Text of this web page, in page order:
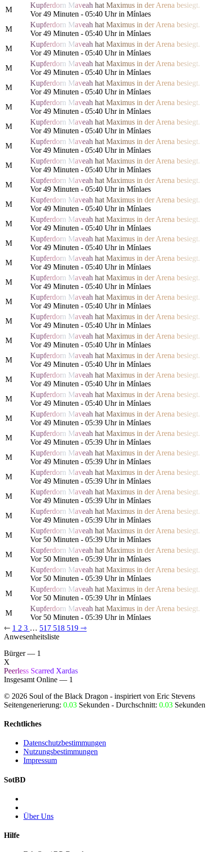
M
Kupferdorn Maveah hat Maximus in derArena besiegt.
Vor 49 Minuten - 05:40 Uhr in Mínlaes
M
Kupferdorn Maveah hat Maximus in derArena besiegt.
Vor 49 Minuten - 05:40 Uhr in Mínlaes
M
Kupferdorn Maveah hat Maximus in derArena besiegt.
Vor 49 Minuten - 05:40 Uhr in Mínlaes
M
Kupferdorn Maveah hat Maximus in derArena besiegt.
Vor 49 Minuten - 05:40 Uhr in Mínlaes
M
Kupferdorn Maveah hat Maximus in derArena besiegt.
Vor 49 Minuten - 05:40 Uhr in Mínlaes
M
Kupferdorn Maveah hat Maximus in derArena besiegt.
Vor 49 Minuten - 05:40 Uhr in Mínlaes
M
Kupferdorn Maveah hat Maximus in derArena besiegt.
Vor 49 Minuten - 05:40 Uhr in Mínlaes
M
Kupferdorn Maveah hat Maximus in derArena besiegt.
Vor 49 Minuten - 05:40 Uhr in Mínlaes
M
Kupferdorn Maveah hat Maximus in derArena besiegt.
Vor 49 Minuten - 05:40 Uhr in Mínlaes
M
Kupferdorn Maveah hat Maximus in derArena besiegt.
Vor 49 Minuten - 05:40 Uhr in Mínlaes
M
Kupferdorn Maveah hat Maximus in derArena besiegt.
Vor 49 Minuten - 05:40 Uhr in Mínlaes
M
Kupferdorn Maveah hat Maximus in derArena besiegt.
Vor 49 Minuten - 05:40 Uhr in Mínlaes
M
Kupferdorn Maveah hat Maximus in derArena besiegt.
Vor 49 Minuten - 05:40 Uhr in Mínlaes
M
Kupferdorn Maveah hat Maximus in derArena besiegt.
Vor 49 Minuten - 05:40 Uhr in Mínlaes
M
Kupferdorn Maveah hat Maximus in derArena besiegt.
Vor 49 Minuten - 05:40 Uhr in Mínlaes
M
Kupferdorn Maveah hat Maximus in derArena besiegt.
Vor 49 Minuten - 05:40 Uhr in Mínlaes
M
Kupferdorn Maveah hat Maximus in derArena besiegt.
Vor 49 Minuten - 05:40 Uhr in Mínlaes
M
Kupferdorn Maveah hat Maximus in derArena besiegt.
Vor 49 Minuten - 05:40 Uhr in Mínlaes
M
Kupferdorn Maveah hat Maximus in derArena besiegt.
Vor 49 Minuten - 05:40 Uhr in Mínlaes
M
Kupferdorn Maveah hat Maximus in derArena besiegt.
Vor 49 Minuten - 05:40 Uhr in Mínlaes
M
Kupferdorn Maveah hat Maximus in derArena besiegt.
Vor 49 Minuten - 05:40 Uhr in Mínlaes
M
Kupferdorn Maveah hat Maximus in derArena besiegt.
Vor 49 Minuten - 05:39 Uhr in Mínlaes
M
Kupferdorn Maveah hat Maximus in derArena besiegt.
Vor 49 Minuten - 05:39 Uhr in Mínlaes
M
Kupferdorn Maveah hat Maximus in derArena besiegt.
Vor 49 Minuten - 05:39 Uhr in Mínlaes
M
Kupferdorn Maveah hat Maximus in derArena besiegt.
Vor 49 Minuten - 05:39 Uhr in Mínlaes
M
Kupferdorn Maveah hat Maximus in derArena besiegt.
Vor 49 Minuten - 05:39 Uhr in Mínlaes
M
Kupferdorn Maveah hat Maximus in derArena besiegt.
Vor 49 Minuten - 05:39 Uhr in Mínlaes
M
Kupferdorn Maveah hat Maximus in derArena besiegt.
Vor 50 Minuten - 05:39 Uhr in Mínlaes
M
Kupferdorn Maveah hat Maximus in derArena besiegt.
Vor 50 Minuten - 05:39 Uhr in Mínlaes
M
Kupferdorn Maveah hat Maximus in derArena besiegt.
Vor 50 Minuten - 05:39 Uhr in Mínlaes
M
Kupferdorn Maveah hat Maximus in derArena besiegt.
Vor 50 Minuten - 05:39 Uhr in Mínlaes
M
Kupferdorn Maveah hat Maximus in derArena besiegt.
Vor 50 Minuten - 05:39 Uhr in Mínlaes
⇽ 1 2 3 … 517 518 519 ⇾
Anwesenheitsliste
Bürger — 1
X
Peerless Scarred Xardas
Insgesamt Online — 1
© 2026 Soul of the Black Dragon - inspiriert von Eric Stevens
Seitengenerierung: 0.03 Sekunden - Durchschnitt: 0.03 Sekunden
Rechtliches
Datenschutzbestimmungen
Nutzungsbestimmungen
Impressum
SotBD
Über Uns
Hilfe